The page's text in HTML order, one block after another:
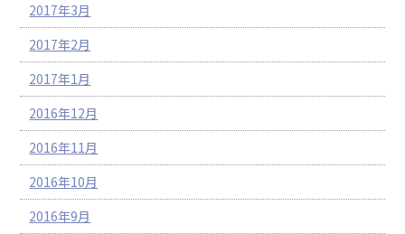
2017年3月
2017年2月
2017年1月
2016年12月
2016年11月
2016年10月
2016年9月